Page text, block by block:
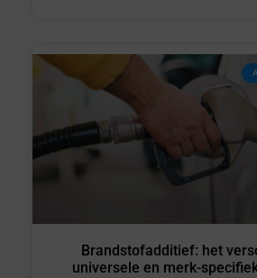
Brandstofadditief: het
universele en merk-